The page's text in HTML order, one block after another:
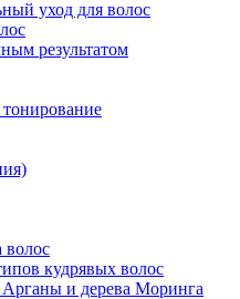
уход для волос
результатом
волос
кудрявых волос
и дерева Моринга